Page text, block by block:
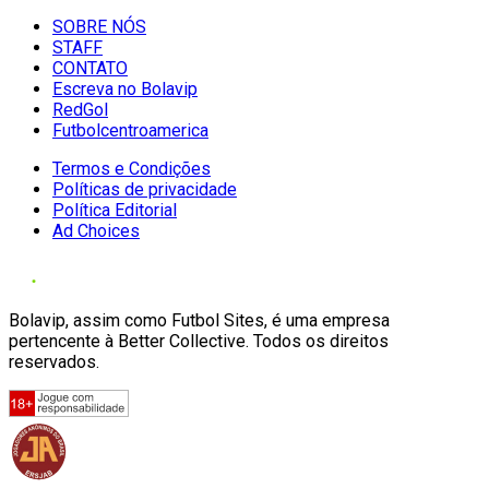
SOBRE NÓS
STAFF
CONTATO
Escreva no Bolavip
RedGol
Futbolcentroamerica
Termos e Condições
Políticas de privacidade
Política Editorial
Ad Choices
Bolavip, assim como Futbol Sites, é uma empresa
pertencente à Better Collective. Todos os direitos
reservados.